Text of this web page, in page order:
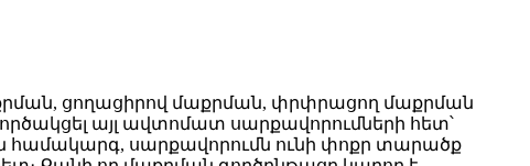
ցողացիրով մաքրման, փրփրացող մաքրման
այլ ավտոմատ սարքավորումների հետ՝
համակարգ, սարքավորումն ունի փոքր տարածք